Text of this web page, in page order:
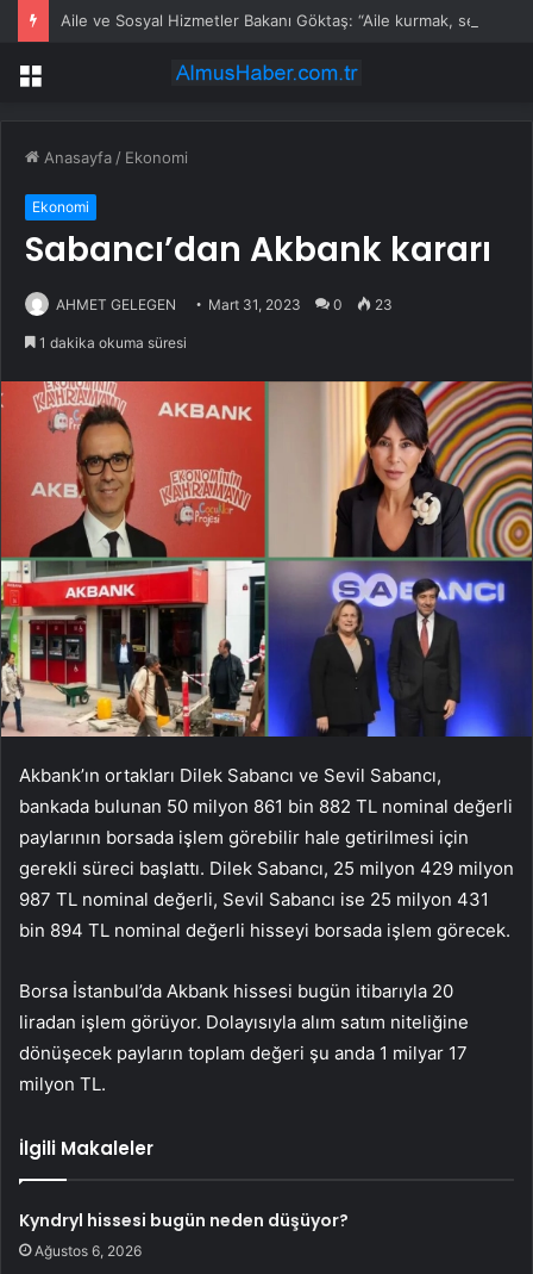
Menü
Anasayfa / Ekonomi
Ekonomi
Sabancı’dan Akbank kararı
AHMET GELEGEN Mart 31, 2023 0 23
1 dakika okuma süresi
Akbank’ın ortakları Dilek Sabancı ve Sevil Sabancı,
bankada bulunan 50 milyon 861 bin 882 TL nominal değerli
paylarının borsada işlem görebilir hale getirilmesi için
gerekli süreci başlattı. Dilek Sabancı, 25 milyon 429 milyon
987 TL nominal değerli, Sevil Sabancı ise 25 milyon 431
bin 894 TL nominal değerli hisseyi borsada işlem görecek.
Borsa İstanbul’da Akbank hissesi bugün itibarıyla 20
liradan işlem görüyor. Dolayısıyla alım satım niteliğine
dönüşecek payların toplam değeri şu anda 1 milyar 17
milyon TL.
İlgili Makaleler
Kyndryl hissesi bugün neden düşüyor?
Ağustos 6, 2026